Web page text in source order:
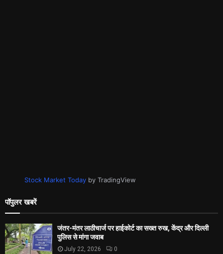
Stock Market Today by TradingView
पॉपुलर खबरें
जंतर-मंतर लाठीचार्ज पर हाईकोर्ट का सख्त रुख, केंद्र और दिल्ली
पुलिस से मांगा जवाब
July 22, 2026 0